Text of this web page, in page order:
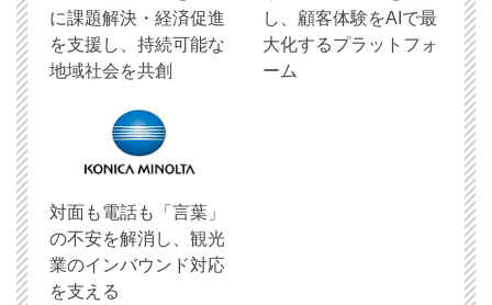
に課題解決・経済促進
を支援し、持続可能な
地域社会を共創
し、顧客体験をAIで最
大化するプラットフォ
ーム
対面も電話も「言葉」
の不安を解消し、観光
業のインバウンド対応
を支える